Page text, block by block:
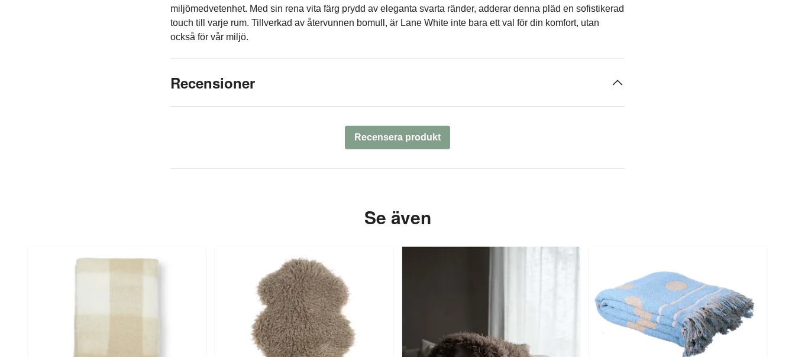
miljömedvetenhet. Med sin rena vita färg prydd av eleganta svarta ränder, adderar denna pläd en sofistikerad
touch till varje rum. Tillverkad av återvunnen bomull, är Lane White inte bara ett val för din komfort, utan
också för vår miljö.
Recensioner
Recensera produkt
Se även